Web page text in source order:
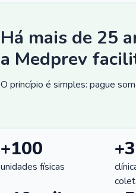
Há mais de 25
a Medprev
O princípio é simples: pague
+100
unidades físicas